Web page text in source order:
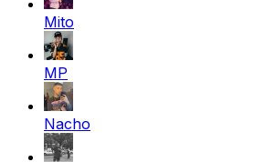
Mito
MP
Nacho